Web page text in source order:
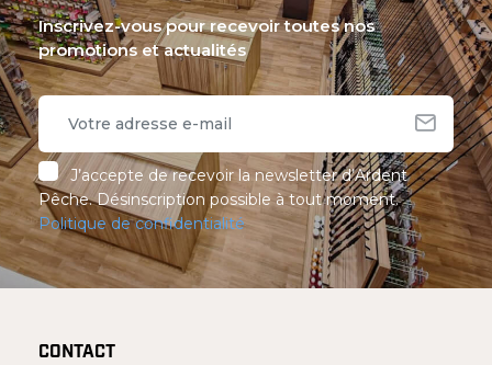
Inscrivez-vous pour recevoir toutes nos
promotions et actualités
J’accepte de recevoir la newsletter d’Ardent
Pêche. Désinscription possible à tout moment.
Politique de confidentialité
CONTACT